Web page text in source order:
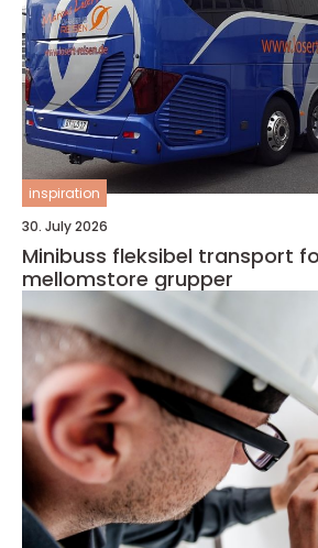
inspiration
30. July 2026
Minibuss fleksibel transport for små og
mellomstore grupper